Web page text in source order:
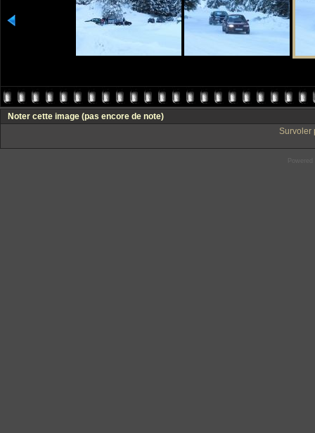
Noter cette image (pas encore de note)
Survoler